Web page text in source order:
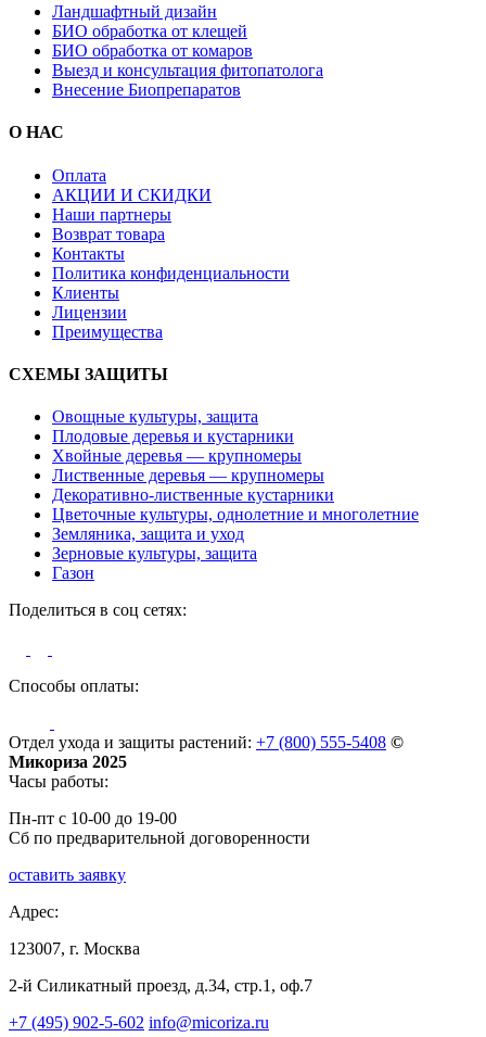
Ландшафтный дизайн
БИО обработка от клещей
БИО обработка от комаров
Выезд и консультация фитопатолога
Внесение Биопрепаратов
О НАС
Оплата
АКЦИИ И СКИДКИ
Наши партнеры
Возврат товара
Контакты
Политика конфиденциальности
Клиенты
Лицензии
Преимущества
СХЕМЫ ЗАЩИТЫ
Овощные культуры, защита
Плодовые деревья и кустарники
Хвойные деревья — крупномеры
Лиственные деревья — крупномеры
Декоративно-лиственные кустарники
Цветочные культуры, однолетние и многолетние
Земляника, защита и уход
Зерновые культуры, защита
Газон
Поделиться в соц сетях:
Способы оплаты:
Отдел ухода и защиты растений: +7 (800) 555-5408 ©
Микориза 2025
Часы работы:
Пн-пт с 10-00 до 19-00
Сб по предварительной договоренности
оставить заявку
Адрес:
123007, г. Москва
2-й Силикатный проезд, д.34, стр.1, оф.7
+7 (495) 902-5-602 info@micoriza.ru